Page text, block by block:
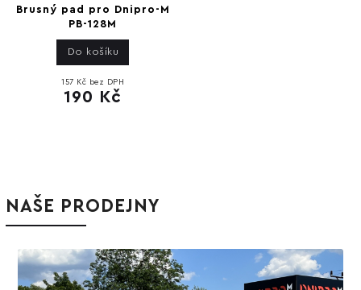
Brusný pad pro Dnipro-M
PB-128M
157 Kč bez DPH
190 Kč
Do košíku
NAŠE PRODEJNY